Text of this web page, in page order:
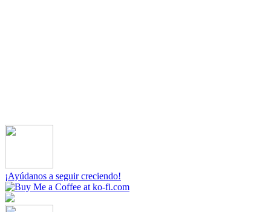
¡Ayúdanos a seguir creciendo!